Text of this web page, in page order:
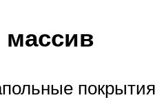
покрытия